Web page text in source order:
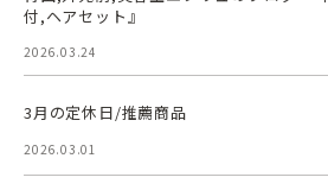
付,ヘアセット』
2026.03.24
3月の定休日/推薦商品
2026.03.01